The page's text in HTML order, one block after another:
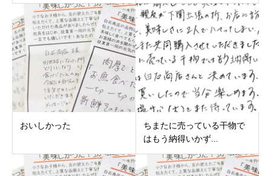
おいしかった
ちまたに売っている干物で
はもう納得いかず...